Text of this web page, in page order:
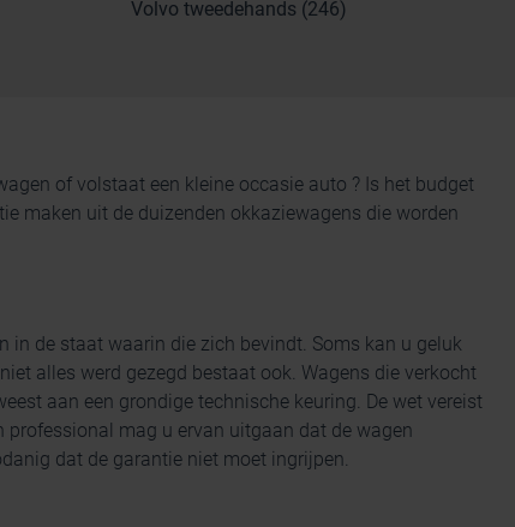
Volvo tweedehands (246)
of volstaat een kleine occasie auto ? Is het budget
maken uit de duizenden okkaziewagens die worden
in de staat waarin die zich bevindt. Soms kan u geluk
alles werd gezegd bestaat ook. Wagens die verkocht
aan een grondige technische keuring. De wet vereist
professional mag u ervan uitgaan dat de wagen
dat de garantie niet moet ingrijpen.